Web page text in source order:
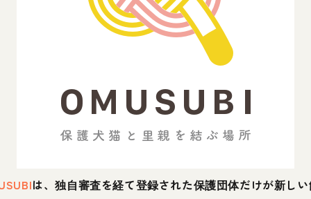
は、独自審査を経て登録された保護団体だけが新し